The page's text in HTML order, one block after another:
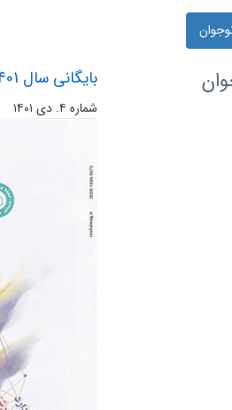
بایگانی سال 1401
شماره ۴. دی ۱۴۰۱